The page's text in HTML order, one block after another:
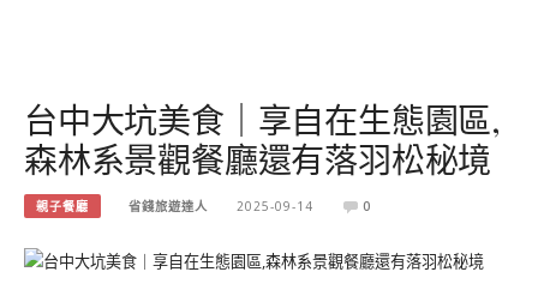
台中大坑美食｜享自在生態園區,
森林系景觀餐廳還有落羽松秘境
親子餐廳 省錢旅遊達人 2025-09-14 0